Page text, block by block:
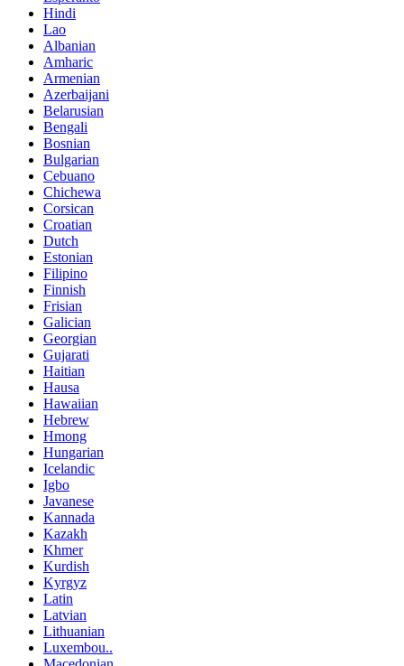
Hindi
Lao
Albanian
Amharic
Armenian
Azerbaijani
Belarusian
Bengali
Bosnian
Bulgarian
Cebuano
Chichewa
Corsican
Croatian
Dutch
Estonian
Filipino
Finnish
Frisian
Galician
Georgian
Gujarati
Haitian
Hausa
Hawaiian
Hebrew
Hmong
Hungarian
Icelandic
Igbo
Javanese
Kannada
Kazakh
Khmer
Kurdish
Kyrgyz
Latin
Latvian
Lithuanian
Luxembou..